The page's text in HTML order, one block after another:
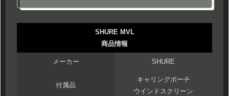
SHURE MVL
商品情報
メーカー SHURE
付属品
キャリングポーチ
ウインドスクリーン